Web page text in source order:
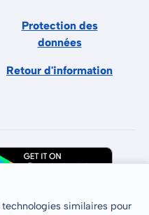
Protection des
données
Retour d'information
similaires pour